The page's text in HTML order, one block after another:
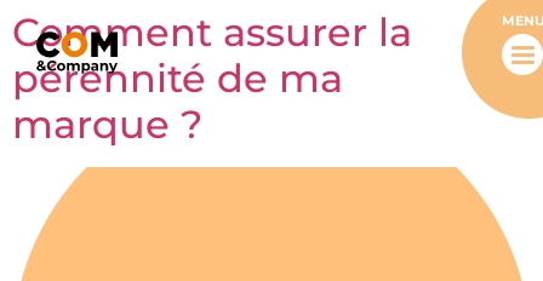
Comment assurer la
pérennité de ma
marque ?